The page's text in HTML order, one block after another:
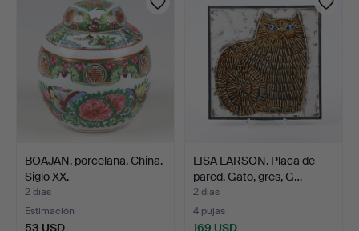
BOAJAN, porcelana, China.
Siglo XX.
2 días
Estimación
53 USD
LISA LARSON. Placa de
pared, Gato, gres, G…
2 días
4 pujas
169 USD